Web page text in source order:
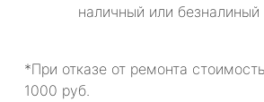
наличный или безналиный
*При отказе от ремонта
1000 руб.